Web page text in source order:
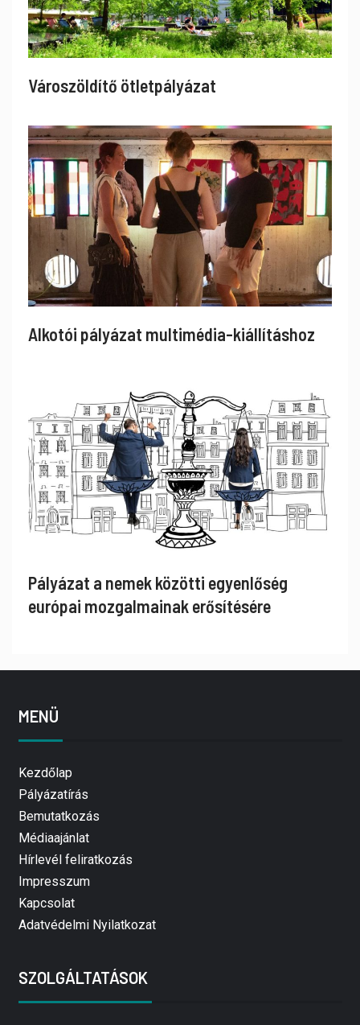
Városzöldítő ötletpályázat
Alkotói pályázat multimédia-kiállításhoz
Pályázat a nemek közötti egyenlőség
európai mozgalmainak erősítésére
MENÜ
Kezdőlap
Pályázatírás
Bemutatkozás
Médiaajánlat
Hírlevél feliratkozás
Impresszum
Kapcsolat
Adatvédelmi Nyilatkozat
SZOLGÁLTATÁSOK